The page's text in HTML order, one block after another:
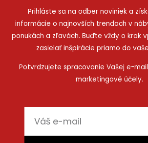
Prihláste sa na odber noviniek a
informácie o najnovších trendoch v
ponukách a zľavách. Buďte vždy o krok
zasielať inšpirácie priamo do
Potvrdzujete spracovanie Vašej e-
marketingové účely.
mail